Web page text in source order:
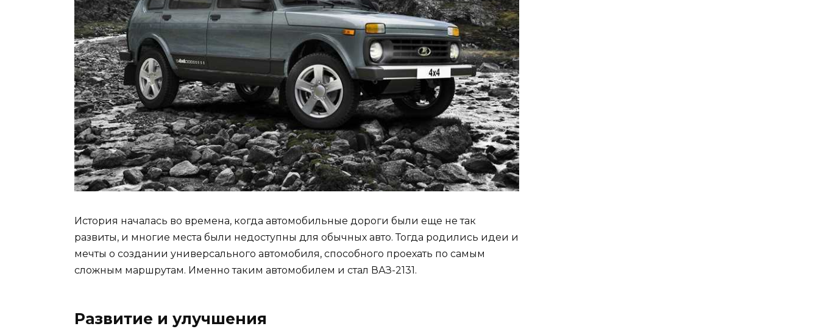
История началась во времена, когда автомобильные дороги были еще не так
развиты, и многие места были недоступны для обычных авто. Тогда родились идеи и
мечты о создании универсального автомобиля, способного проехать по самым
сложным маршрутам. Именно таким автомобилем и стал ВАЗ-2131.
Развитие и улучшения